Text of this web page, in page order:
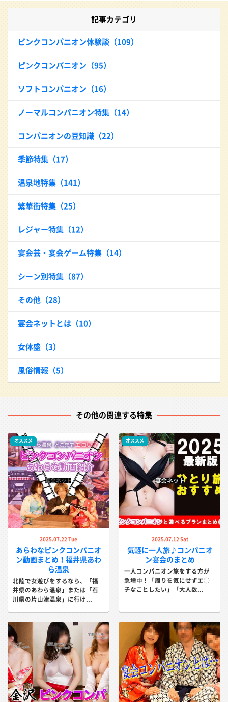
記事カテゴリ
ピンクコンパニオン体験談（109）
ピンクコンパニオン（95）
ソフトコンパニオン（16）
ノーマルコンパニオン特集（14）
コンパニオンの豆知識（22）
季節特集（17）
温泉地特集（141）
繁華街特集（25）
レジャー特集（12）
宴会芸・宴会ゲーム特集（14）
シーン別特集（87）
その他（28）
宴会ネットとは（10）
女体盛（3）
風俗情報（5）
その他の関連する特集
オススメ
2025.07.22 Tue
あらわなピンクコンパニオ
ン動画まとめ！福井県あわ
ら温泉
北陸で女遊びをするなら、「福
井県のあわら温泉」または「石
川県の片山津温泉」に行け...
オススメ
2025.07.12 Sat
気軽に一人旅♪コンパニオ
ン宴会のまとめ
一人コンパニオン旅をする方が
急増中！「周りを気にせずエ◯
チなことしたい」「大人数...